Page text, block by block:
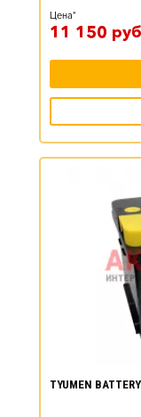
Цена*
11 150
TYUMEN